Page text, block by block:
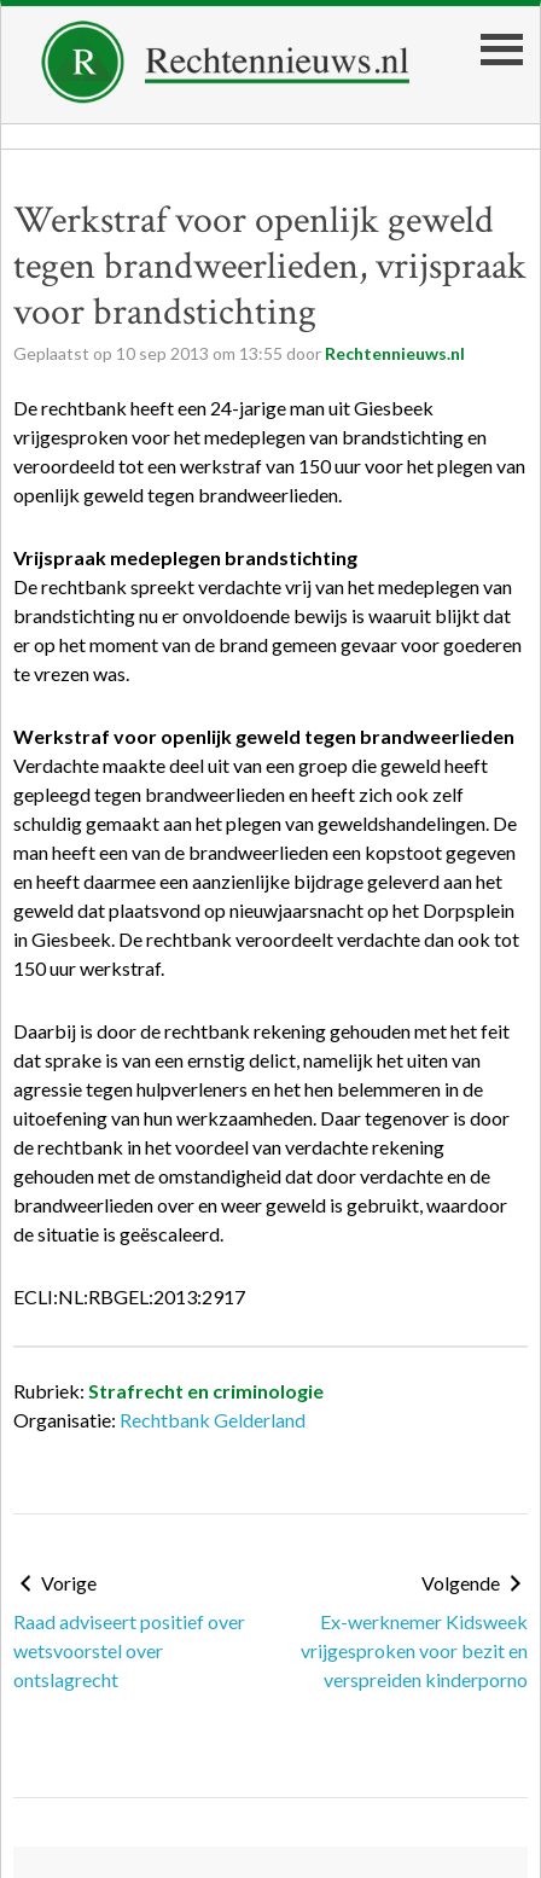
Werkstraf voor openlijk geweld
tegen brandweerlieden, vrijspraak
voor brandstichting
Geplaatst op 10 sep 2013 om 13:55 door Rechtennieuws.nl
De rechtbank heeft een 24-jarige man uit Giesbeek
vrijgesproken voor het medeplegen van brandstichting en
veroordeeld tot een werkstraf van 150 uur voor het plegen van
openlijk geweld tegen brandweerlieden.
Vrijspraak medeplegen brandstichting
De rechtbank spreekt verdachte vrij van het medeplegen van
brandstichting nu er onvoldoende bewijs is waaruit blijkt dat
er op het moment van de brand gemeen gevaar voor goederen
te vrezen was.
Werkstraf voor openlijk geweld tegen brandweerlieden
Verdachte maakte deel uit van een groep die geweld heeft
gepleegd tegen brandweerlieden en heeft zich ook zelf
schuldig gemaakt aan het plegen van geweldshandelingen. De
man heeft een van de brandweerlieden een kopstoot gegeven
en heeft daarmee een aanzienlijke bijdrage geleverd aan het
geweld dat plaatsvond op nieuwjaarsnacht op het Dorpsplein
in Giesbeek. De rechtbank veroordeelt verdachte dan ook tot
150 uur werkstraf.
Daarbij is door de rechtbank rekening gehouden met het feit
dat sprake is van een ernstig delict, namelijk het uiten van
agressie tegen hulpverleners en het hen belemmeren in de
uitoefening van hun werkzaamheden. Daar tegenover is door
de rechtbank in het voordeel van verdachte rekening
gehouden met de omstandigheid dat door verdachte en de
brandweerlieden over en weer geweld is gebruikt, waardoor
de situatie is geëscaleerd.
ECLI:NL:RBGEL:2013:2917
Rubriek: Strafrecht en criminologie
Organisatie: Rechtbank Gelderland
Vorige
Raad adviseert positief over
wetsvoorstel over
ontslagrecht
Volgende
Ex-werknemer Kidsweek
vrijgesproken voor bezit en
verspreiden kinderporno